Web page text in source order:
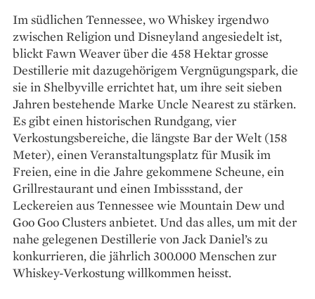
Im südlichen Tennessee, wo Whiskey irgendwo
zwischen Religion und Disneyland angesiedelt ist,
blickt Fawn Weaver über die 458 Hektar grosse
Destillerie mit dazugehörigem Vergnügungspark, die
sie in Shelbyville errichtet hat, um ihre seit sieben
Jahren bestehende Marke Uncle Nearest zu stärken.
Es gibt einen historischen Rundgang, vier
Verkostungsbereiche, die längste Bar der Welt (158
Meter), einen Veranstaltungsplatz für Musik im
Freien, eine in die Jahre gekommene Scheune, ein
Grillrestaurant und einen Imbissstand, der
Leckereien aus Tennessee wie Mountain Dew und
Goo Goo Clusters anbietet. Und das alles, um mit der
nahe gelegenen Destillerie von Jack Daniel’s zu
konkurrieren, die jährlich 300.000 Menschen zur
Whiskey-Verkostung willkommen heisst.